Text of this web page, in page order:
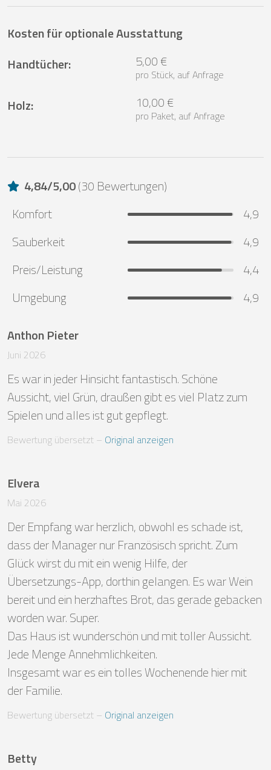
Kosten für optionale Ausstattung
Handtücher: 5,00 €
pro Stück, auf Anfrage
Holz: 10,00 €
pro Paket, auf Anfrage
4,84/5,00(30 Bewertungen)
Komfort
4,9
Sauberkeit
4,9
Preis/Leistung
4,4
Umgebung
4,9
Anthon Pieter
Juni 2026
Es war in jeder Hinsicht fantastisch. Schöne
Aussicht, viel Grün, draußen gibt es viel Platz zum
Spielen und alles ist gut gepflegt.
Bewertung übersetzt – Original anzeigen
Elvera
Mai 2026
Der Empfang war herzlich, obwohl es schade ist,
dass der Manager nur Französisch spricht. Zum
Glück wirst du mit ein wenig Hilfe, der
Übersetzungs-App, dorthin gelangen. Es war Wein
bereit und ein herzhaftes Brot, das gerade gebacken
worden war. Super.
Das Haus ist wunderschön und mit toller Aussicht.
Jede Menge Annehmlichkeiten.
Insgesamt war es ein tolles Wochenende hier mit
der Familie.
Bewertung übersetzt – Original anzeigen
Betty